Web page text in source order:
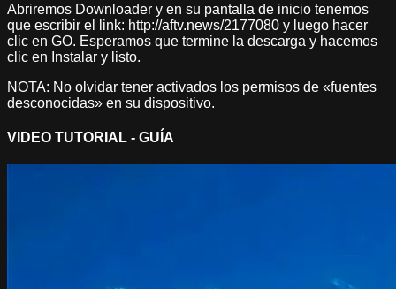
Abriremos Downloader y en su pantalla de inicio tenemos
que escribir el link: http://aftv.news/2177080 y luego hacer
clic en GO. Esperamos que termine la descarga y hacemos
clic en Instalar y listo.
NOTA: No olvidar tener activados los permisos de «fuentes
desconocidas» en su dispositivo.
VIDEO TUTORIAL - GUÍA